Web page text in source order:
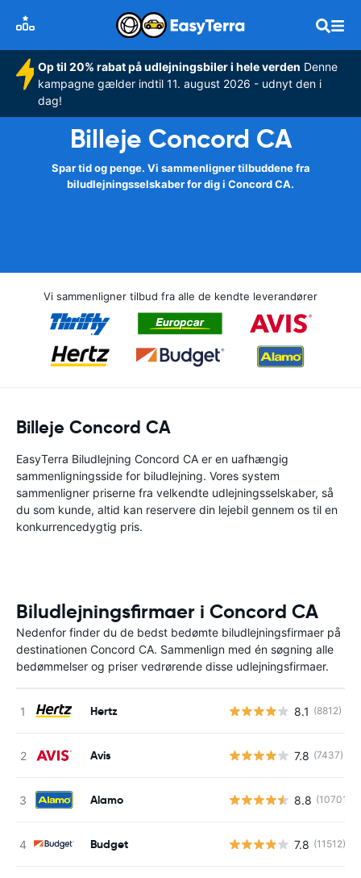
Op til 20% rabat på udlejningsbiler i hele verden Denne
kampagne gælder indtil 11. august 2026 - udnyt den i
dag!
Billeje Concord CA
Spar tid og penge. Vi sammenligner tilbuddene fra
biludlejningsselskaber for dig i Concord CA.
Vi sammenligner tilbud fra alle de kendte leverandører
Billeje Concord CA
EasyTerra Biludlejning Concord CA er en uafhængig
sammenligningsside for biludlejning. Vores system
sammenligner priserne fra velkendte udlejningsselskaber, så
du som kunde, altid kan reservere din lejebil gennem os til en
konkurrencedygtig pris.
Biludlejningsfirmaer i Concord CA
Nedenfor finder du de bedst bedømte biludlejningsfirmaer på
destinationen Concord CA. Sammenlign med én søgning alle
bedømmelser og priser vedrørende disse udlejningsfirmaer.
Hertz 8.1 (8812)
Avis 7.8 (7437)
Alamo 8.8 (10701)
Budget 7.8 (11512)